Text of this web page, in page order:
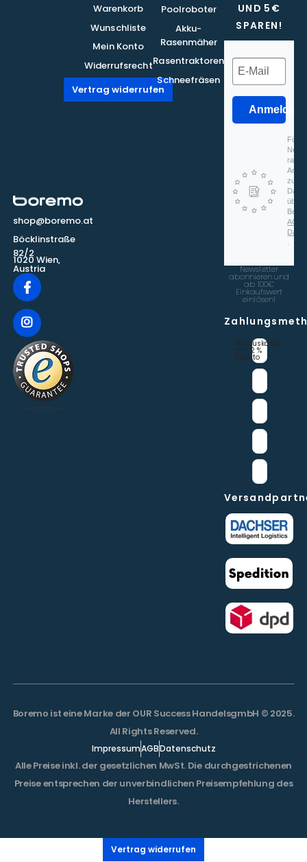
shop@boremo.at
Böcklinstraße
82/2
1020 Wien,
Austria
UND 5€
SPAREN!
Anmelden
Für
zu,
AGB
.
Newsletter
abonnieren und
ab 100€
Einkaufswert
einlösen!
Vorauskasse
mit 2 %
Skonto
Warenkorb
Wunschliste
Mein Konto
Widerrufsrecht
Vertrag widerrufen
Poolroboter
Akku-
Rasenmäher
Rasentraktoren
Schneefräsen
Boremo ist eine Marke der OUR Success HandelsgmbH © 2025.
All Rights Reserved.
ImpressumAGBDatenschutz
Alle Preise inkl. der gesetzlichen MwSt. Die durchgestrichenen
Preise entsprechen der unverbindlichen Preisempfehlung des
Herstellers.
Vertrag widerrufen